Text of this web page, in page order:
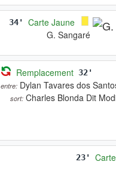
34'
Carte Jaune
G. Sangaré
Remplacement 32'
entre: Dylan Tavares dos
sort: Charles Blonda Dit
23'